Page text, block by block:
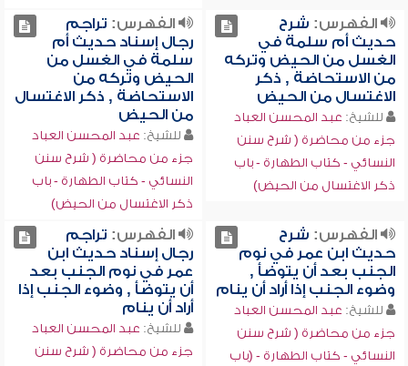
الفهرس: شرح
حديث أم سلمة في
الغسل من الحيض وتركه
من الاستحاضة , ذكر
الاغتسال من الحيض
للشيخ: عبد المحسن العباد
جزء من محاضرة ( شرح سنن
النسائي - كتاب الطهارة - باب
ذكر الاغتسال من الحيض)
الفهرس: تراجم
رجال إسناد حديث أم
سلمة في الغسل من
الحيض وتركه من
الاستحاضة , ذكر الاغتسال
من الحيض
للشيخ: عبد المحسن العباد
جزء من محاضرة ( شرح سنن
النسائي - كتاب الطهارة - باب
ذكر الاغتسال من الحيض)
الفهرس: شرح
حديث ابن عمر في نوم
الجنب بعد أن يتوضأ ,
وضوء الجنب إذا أراد أن ينام
للشيخ: عبد المحسن العباد
جزء من محاضرة ( شرح سنن
النسائي - كتاب الطهارة - (باب
الفهرس: تراجم
رجال إسناد حديث ابن
عمر في نوم الجنب بعد
أن يتوضأ , وضوء الجنب إذا
أراد أن ينام
للشيخ: عبد المحسن العباد
جزء من محاضرة ( شرح سنن